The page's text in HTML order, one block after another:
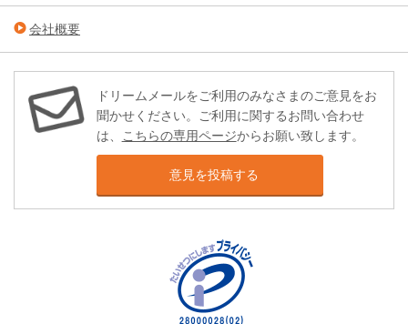
会社概要
ドリームメールをご利用のみなさまのご意見をお
聞かせください。ご利用に関するお問い合わせ
は、 こちらの専用ページからお願い致します。
意見を投稿する